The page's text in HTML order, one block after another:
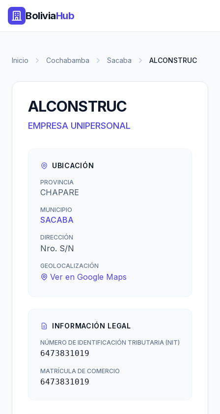
BoliviaHub
Inicio Cochabamba Sacaba ALCONSTRUC
ALCONSTRUC
EMPRESA UNIPERSONAL
UBICACIÓN
PROVINCIA
CHAPARE
MUNICIPIO
SACABA
DIRECCIÓN
Nro. S/N
GEOLOCALIZACIÓN
Ver en Google Maps
INFORMACIÓN LEGAL
NÚMERO DE IDENTIFICACIÓN TRIBUTARIA (NIT)
6473831019
MATRÍCULA DE COMERCIO
6473831019